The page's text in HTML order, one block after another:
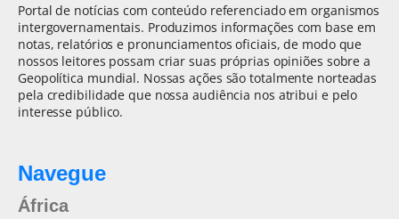
Portal de notícias com conteúdo referenciado em organismos
intergovernamentais. Produzimos informações com base em
notas, relatórios e pronunciamentos oficiais, de modo que
nossos leitores possam criar suas próprias opiniões sobre a
Geopolítica mundial. Nossas ações são totalmente norteadas
pela credibilidade que nossa audiência nos atribui e pelo
interesse público.
Navegue
África